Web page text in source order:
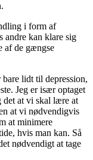
i form af
andre kan klare sig
af de gængse
lidt til depression,
Jeg er især optaget
det at vi skal lære at
at vi nødvendigvis
at minimere
hvis man kan. Så
nødvendigt at tage